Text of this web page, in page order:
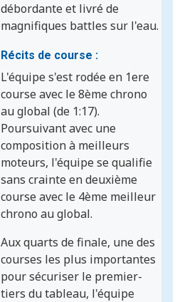
débordante et livré de
magnifiques battles sur l'eau.
Récits de course :
L'équipe s'est rodée en 1ere
course avec le 8ème chrono
au global (de 1:17).
Poursuivant avec une
composition à meilleurs
moteurs, l'équipe se qualifie
sans crainte en deuxième
course avec le 4ème meilleur
chrono au global.
Aux quarts de finale, une des
courses les plus importantes
pour sécuriser le premier-
tiers du tableau, l'équipe